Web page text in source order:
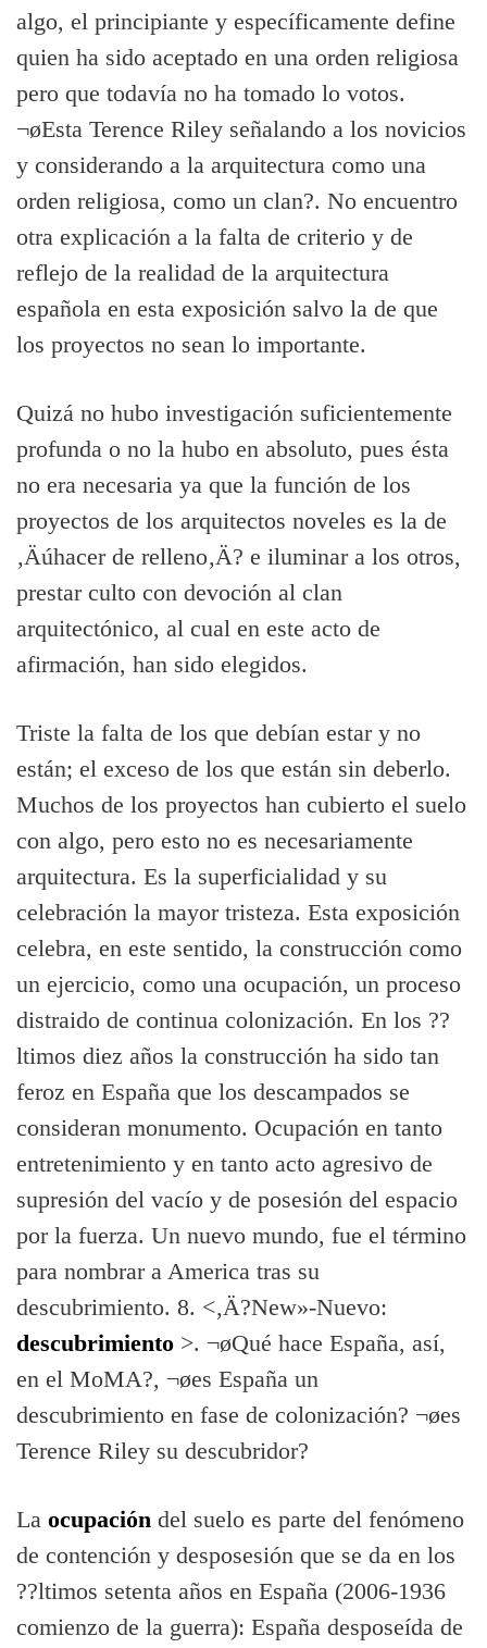
algo, el principiante y especí­ficamente define
quien ha sido aceptado en una orden religiosa
pero que todaví­a no ha tomado lo votos.
¬øEsta Terence Riley señalando a los novicios
y considerando a la arquitectura como una
orden religiosa, como un clan?. No encuentro
otra explicación a la falta de criterio y de
reflejo de la realidad de la arquitectura
española en esta exposición salvo la de que
los proyectos no sean lo importante.
Quizá no hubo investigación suficientemente
profunda o no la hubo en absoluto, pues ésta
no era necesaria ya que la función de los
proyectos de los arquitectos noveles es la de
‚Äúhacer de relleno‚Ä? e iluminar a los otros,
prestar culto con devoción al clan
arquitectónico, al cual en este acto de
afirmación, han sido elegidos.
Triste la falta de los que debí­an estar y no
están; el exceso de los que están sin deberlo.
Muchos de los proyectos han cubierto el suelo
con algo, pero esto no es necesariamente
arquitectura. Es la superficialidad y su
celebración la mayor tristeza. Esta exposición
celebra, en este sentido, la construcción como
un ejercicio, como una ocupación, un proceso
distraido de continua colonización. En los ??
ltimos diez años la construcción ha sido tan
feroz en España que los descampados se
consideran monumento. Ocupación en tanto
entretenimiento y en tanto acto agresivo de
supresión del vací­o y de posesión del espacio
por la fuerza. Un nuevo mundo, fue el término
para nombrar a America tras su
descubrimiento. 8. <‚Ä?New»-Nuevo:
descubrimiento >. ¬øQué hace España, así­,
en el MoMA?, ¬øes España un
descubrimiento en fase de colonización? ¬øes
Terence Riley su descubridor?
La ocupación del suelo es parte del fenómeno
de contención y desposesión que se da en los
??ltimos setenta años en España (2006-1936
comienzo de la guerra): España desposeí­da de